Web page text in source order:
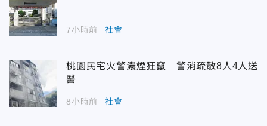
7小時前 社會
桃園民宅火警濃煙狂竄 警消疏散8人4人送
醫
8小時前 社會